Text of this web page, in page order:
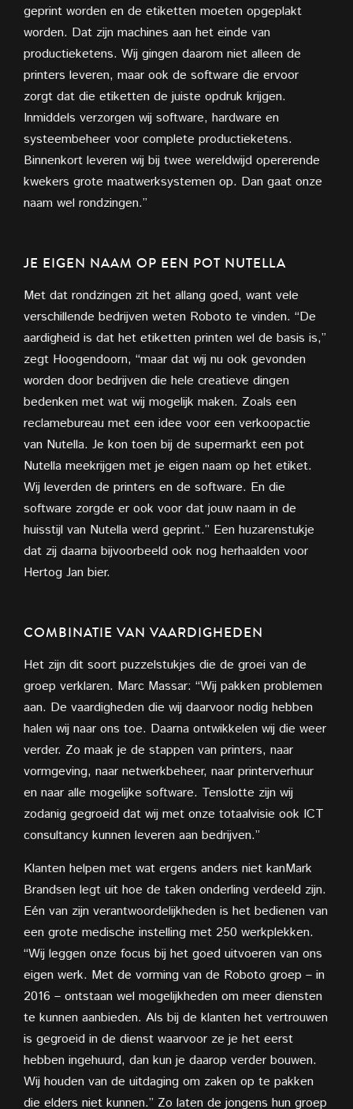
geprint worden en de etiketten moeten opgeplakt
worden. Dat zijn machines aan het einde van
productieketens. Wij gingen daarom niet alleen de
printers leveren, maar ook de software die ervoor
zorgt dat die etiketten de juiste opdruk krijgen.
Inmiddels verzorgen wij software, hardware en
systeembeheer voor complete productieketens.
Binnenkort leveren wij bij twee wereldwijd opererende
kwekers grote maatwerksystemen op. Dan gaat onze
naam wel rondzingen.”
JE EIGEN NAAM OP EEN POT NUTELLA
Met dat rondzingen zit het allang goed, want vele
verschillende bedrijven weten Roboto te vinden. “De
aardigheid is dat het etiketten printen wel de basis is,”
zegt Hoogendoorn, “maar dat wij nu ook gevonden
worden door bedrijven die hele creatieve dingen
bedenken met wat wij mogelijk maken. Zoals een
reclamebureau met een idee voor een verkoopactie
van Nutella. Je kon toen bij de supermarkt een pot
Nutella meekrijgen met je eigen naam op het etiket.
Wij leverden de printers en de software. En die
software zorgde er ook voor dat jouw naam in de
huisstijl van Nutella werd geprint.” Een huzarenstukje
dat zij daarna bijvoorbeeld ook nog herhaalden voor
Hertog Jan bier.
COMBINATIE VAN VAARDIGHEDEN
Het zijn dit soort puzzelstukjes die de groei van de
groep verklaren. Marc Massar: “Wij pakken problemen
aan. De vaardigheden die wij daarvoor nodig hebben
halen wij naar ons toe. Daarna ontwikkelen wij die weer
verder. Zo maak je de stappen van printers, naar
vormgeving, naar netwerkbeheer, naar printerverhuur
en naar alle mogelijke software. Tenslotte zijn wij
zodanig gegroeid dat wij met onze totaalvisie ook ICT
consultancy kunnen leveren aan bedrijven.”
Klanten helpen met wat ergens anders niet kanMark
Brandsen legt uit hoe de taken onderling verdeeld zijn.
Eén van zijn verantwoordelijkheden is het bedienen van
een grote medische instelling met 250 werkplekken.
“Wij leggen onze focus bij het goed uitvoeren van ons
eigen werk. Met de vorming van de Roboto groep – in
2016 – ontstaan wel mogelijkheden om meer diensten
te kunnen aanbieden. Als bij de klanten het vertrouwen
is gegroeid in de dienst waarvoor ze je het eerst
hebben ingehuurd, dan kun je daarop verder bouwen.
Wij houden van de uitdaging om zaken op te pakken
die elders niet kunnen.” Zo laten de jongens hun groep